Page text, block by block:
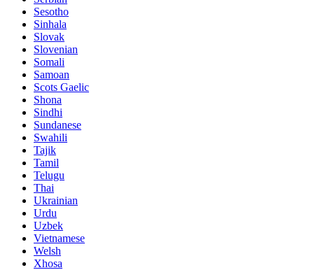
Sesotho
Sinhala
Slovak
Slovenian
Somali
Samoan
Scots Gaelic
Shona
Sindhi
Sundanese
Swahili
Tajik
Tamil
Telugu
Thai
Ukrainian
Urdu
Uzbek
Vietnamese
Welsh
Xhosa